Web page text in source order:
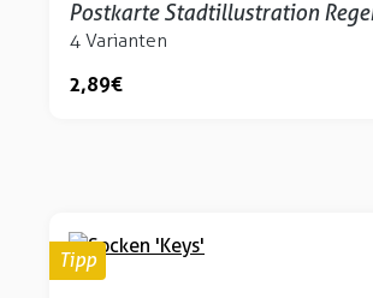
Postkarte Stadtillustration
4 Varianten
2,89 €
Tipp